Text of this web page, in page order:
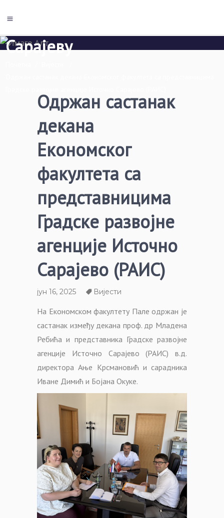
Универзитета у Источном
Сарајеву
Одржан састанак
декана
Економског
факултета са
представницима
Градске развојне
агенције Источно
Сарајево (РАИС)
јун 16, 2025 Вијести
На Економском факултету Пале одржан је
састанак између декана проф. др Младена
Ребића и представника Градске развојне
агенције Источно Сарајево (РАИС) в.д.
директора Ање Крсмановић и сарадника
Иване Димић и Бојана Окуке.